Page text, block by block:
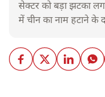
सेक्टर को बड़ा झटका
में चीन का नाम हटाने के